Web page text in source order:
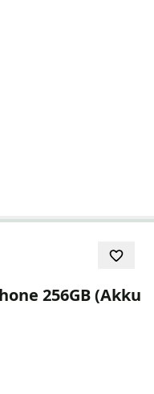
256GB (Akku